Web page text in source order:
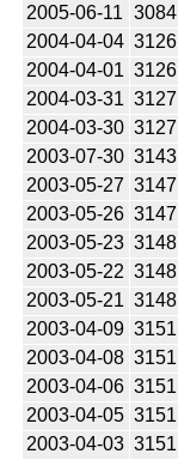
2005-06-11 3084
2004-04-04 3126
2004-04-01 3126
2004-03-31 3127
2004-03-30 3127
2003-07-30 3143
2003-05-27 3147
2003-05-26 3147
2003-05-23 3148
2003-05-22 3148
2003-05-21 3148
2003-04-09 3151
2003-04-08 3151
2003-04-06 3151
2003-04-05 3151
2003-04-03 3151